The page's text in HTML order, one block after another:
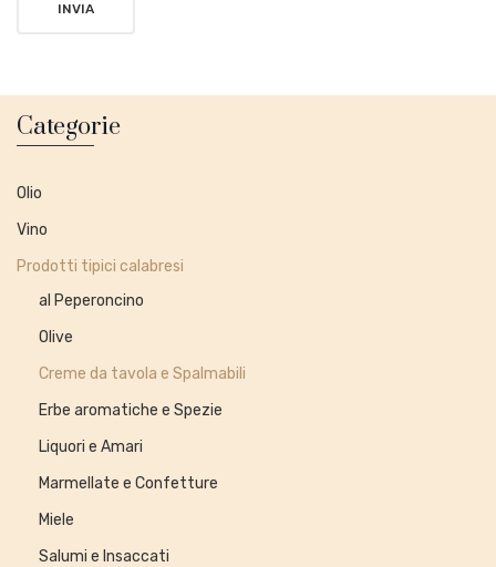
Categorie
Olio
Vino
Prodotti tipici calabresi
al Peperoncino
Olive
Creme da tavola e Spalmabili
Erbe aromatiche e Spezie
Liquori e Amari
Marmellate e Confetture
Miele
Salumi e Insaccati